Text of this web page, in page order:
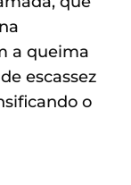
a queima
escassez
o